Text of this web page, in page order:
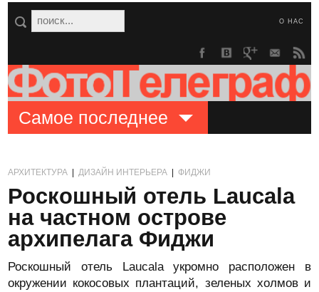
О НАС
Самое последнее
АРХИТЕКТУРА |ДИЗАЙН ИНТЕРЬЕРА |ФИДЖИ
Роскошный отель Laucala
на частном острове
архипелага Фиджи
Роскошный отель Laucala укромно расположен в
окружении кокосовых плантаций, зеленых холмов и